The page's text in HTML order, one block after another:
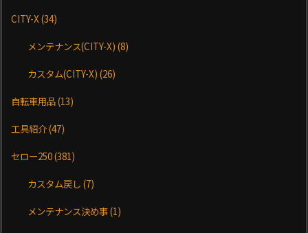
CITY-X (34)
メンテナンス(CITY-X)(8)
カスタム(CITY-X)(26)
自転車用品(13)
工具紹介(47)
セロー250(381)
カスタム戻し(7)
メンテナンス決め事(1)